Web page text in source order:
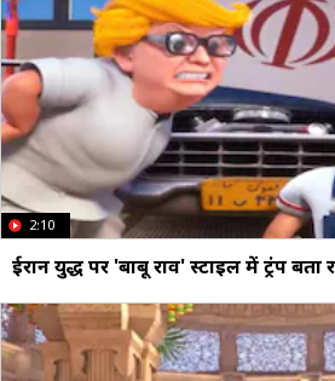
2:10
ईरान युद्ध पर 'बाबू राव' स्टाइल में ट्रंप